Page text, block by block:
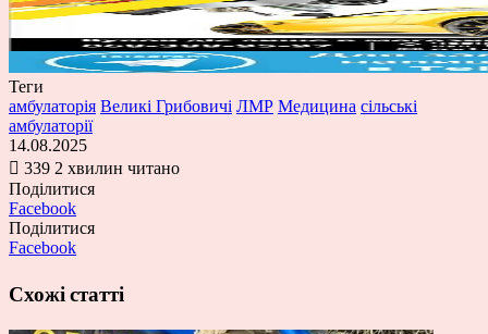
Теги
амбулаторія Великі Грибовичі ЛМР Медицина сільські
амбулаторії
14.08.2025
339 2 хвилин читано
Поділитися
Facebook
Поділитися
Facebook
Схожі статті